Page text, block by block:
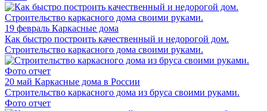
19 февраль Каркасные дома
Как быстро построить качественный и недорогой дом.
Строительство каркасного дома своими руками.
20 май Каркасные дома в России
Строительство каркасного дома из бруса своими руками.
Фото отчет